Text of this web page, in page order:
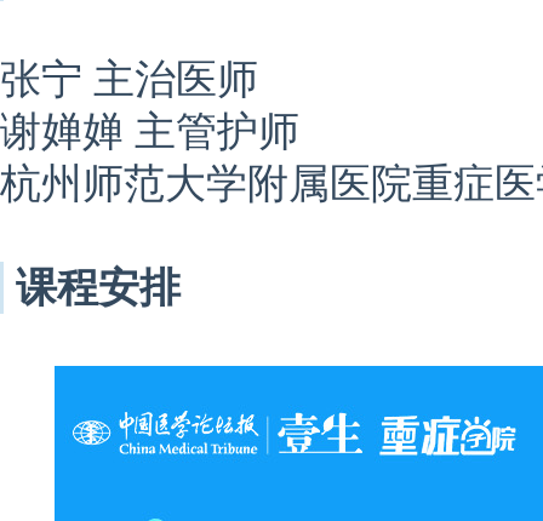
张宁 主治医师
谢婵婵 主管护师
杭州师范大学附属医院重症
课程安排